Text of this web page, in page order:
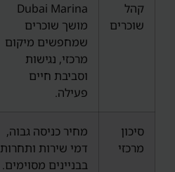
קהל
שוכרים
Dubai Marina
מושך שוכרים
שמחפשים מיקום
מרכזי, נגישות
וסביבת חיים
פעילה.
סיכון
מרכזי
מחיר כניסה גבוה,
דמי שירות ותחרות
בבניינים מסוימים.